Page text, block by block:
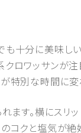
十分に美味し
ロワッサンが
特別な時間に変
ます。横にスリ
コクと塩気が